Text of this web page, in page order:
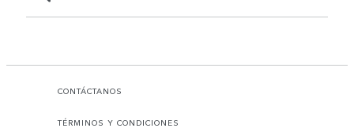
CONTÁCTANOS
TÉRMINOS Y CONDICIONES